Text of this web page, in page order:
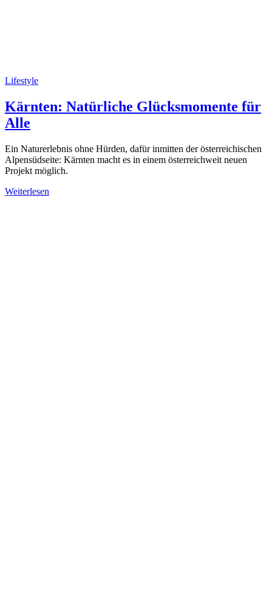
Lifestyle
Kärnten: Natürliche Glücksmomente für
Alle
Ein Naturerlebnis ohne Hürden, dafür inmitten der österreichischen
Alpensüdseite: Kärnten macht es in einem österreichweit neuen
Projekt möglich.
Weiterlesen